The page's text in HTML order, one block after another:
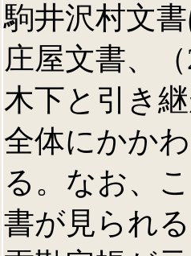
駒井沢村文
庄屋文書、
木下と引き
全体にかか
る。なお、
書が見られ